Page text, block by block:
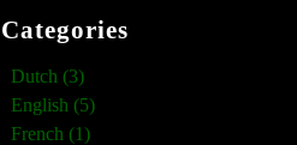
Categories
Dutch (3)
English (5)
French (1)